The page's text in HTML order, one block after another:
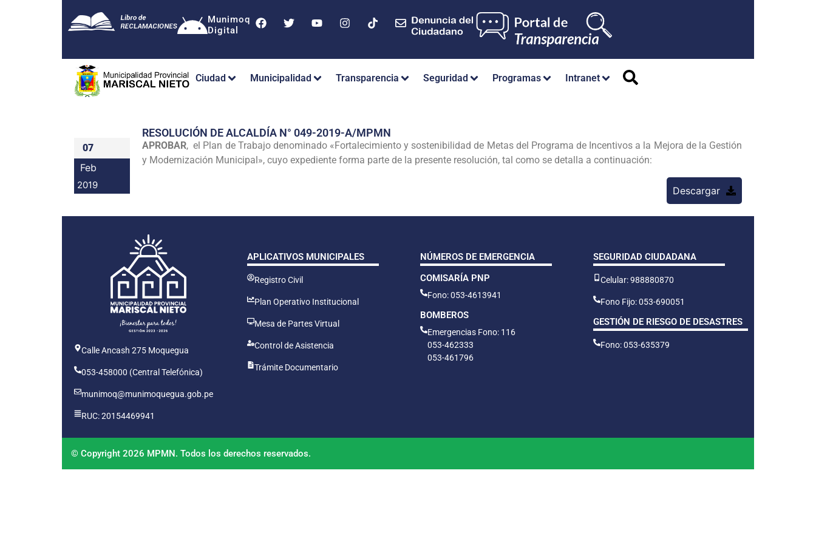
Munimoq
Digital
Ciudad Municipalidad Transparencia Seguridad Programas Intranet
07
Feb
2019
RESOLUCIÓN DE ALCALDÍA N° 049-2019-A/MPMN
APROBAR, el Plan de Trabajo denominado «Fortalecimiento y sostenibilidad de Metas del Programa de Incentivos a la Mejora de la Gestión
y Modernización Municipal», cuyo expediente forma parte de la presente resolución, tal como se detalla a continuación:
Descargar
Calle Ancash 275 Moquegua
053-458000 (Central Telefónica)
munimoq@munimoquegua.gob.pe
RUC: 20154469941
APLICATIVOS MUNICIPALES
Registro Civil
Plan Operativo Institucional
Mesa de Partes Virtual
Control de Asistencia
Trámite Documentario
NÚMEROS DE EMERGENCIA
COMISARÍA PNP
Fono: 053-4613941
BOMBEROS
Emergencias Fono: 116
053-462333
053-461796
SEGURIDAD CIUDADANA
Celular: 988880870
Fono Fijo: 053-690051
GESTIÓN DE RIESGO DE DESASTRES
Fono: 053-635379
© Copyright 2026 MPMN. Todos los derechos reservados.